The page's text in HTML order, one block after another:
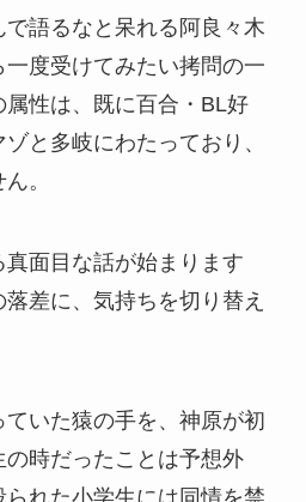
語るなと呆れる阿良々木
度受けてみたい拷問の一
性は、既に百合・BL好
と多岐にわたっており、
。
面目な話が始まります
差に、気持ちを切り替え
いた猿の手を、神原が初
時だったことは予想外
れた小学生には同情を禁